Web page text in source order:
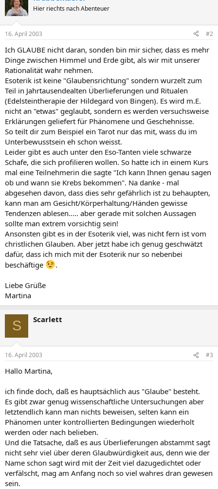
Hier riechts nach Abenteuer
16. April 2003 #2
Ich GLAUBE nicht daran, sonden bin mir sicher, dass es mehr
Dinge zwischen Himmel und Erde gibt, als wir mit unserer
Rationalität wahr nehmen.
Esoterik ist keine "Glaubensrichtung" sondern wurzelt zum
Teil in Jahrtausendealten Überlieferungen und Ritualen
(Edelsteintherapie der Hildegard von Bingen). Es wird m.E.
nicht an "etwas" geglaubt, sondern es werden versuchsweise
Erklärungen geliefert für Phänomene und Geschehnisse.
So teilt dir zum Beispiel ein Tarot nur das mit, wass du im
Unterbewusstsein eh schon weisst.
Leider gibt es auch unter den Eso-Tanten viele schwarze
Schafe, die sich profilieren wollen. So hatte ich in einem Kurs
mal eine Teilnehmerin die sagte "Ich kann Ihnen genau sagen
ob und wann sie Krebs bekommen". Na danke - mal
abgesehen davon, dass dies sehr gefährlich ist zu behaupten,
kann man am Gesicht/Körperhaltung/Händen gewisse
Tendenzen ablesen..... aber gerade mit solchen Aussagen
sollte man extrem vorsichtig sein!
Ansonsten gibt es in der Esoterik viel, was nicht fern ist vom
christlichen Glauben. Aber jetzt habe ich genug geschwätzt
dafür, dass ich mich mit der Esoterik nur so nebenbei
beschäftige
.
Liebe Grüße
Martina
S Scarlett
16. April 2003 #3
Hallo Martina,
ich finde doch, daß es hauptsächlich aus "Glaube" besteht.
Es gibt zwar genug wissenschaftliche Untersuchungen aber
letztendlich kann man nichts beweisen, selten kann ein
Phänomen unter kontrollierten Bedingungen wiederholt
werden oder nach belieben.
Und die Tatsache, daß es aus Überlieferungen abstammt sagt
nicht sehr viel über deren Glaubwürdigkeit aus, denn wie der
Name schon sagt wird mit der Zeit viel dazugedichtet oder
verfälscht, mag am Anfang noch so viel wahres dran gewesen
sein.